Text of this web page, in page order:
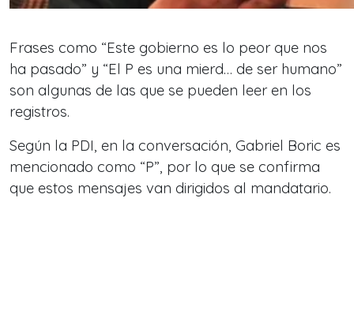
Frases como “Este gobierno es lo peor que nos
ha pasado” y “El P es una mierd… de ser humano”
son algunas de las que se pueden leer en los
registros.
Según la PDI, en la conversación, Gabriel Boric es
mencionado como “P”, por lo que se confirma
que estos mensajes van dirigidos al mandatario.